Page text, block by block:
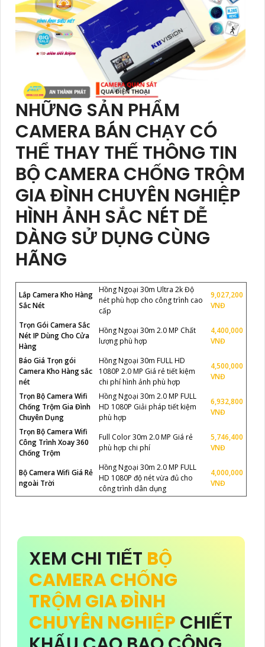
NHỮNG SẢN PHẨM
CAMERA BÁN CHẠY CÓ
THỂ THAY THẾ THÔNG TIN
BỘ CAMERA CHỐNG TRỘM
GIA ĐÌNH CHUYÊN NGHIỆP
HÌNH ẢNH SẮC NÉT DỄ
DÀNG SỬ DỤNG CÙNG
HÃNG
Lắp Camera Kho Hàng
Sắc Nét
Hồng Ngoại 30m Ultra 2k Độ
nét phù hợp cho công trình cao
cấp
9,027,200
VNĐ
Trọn Gói Camera Sắc
Nét IP Dùng Cho Cửa
Hàng
Hồng Ngoại 30m 2.0 MP Chất
lượng phù hợp
4,400,000
VNĐ
Báo Giá Trọn gói
Camera Kho Hàng sắc
nét
Hồng Ngoại 30m FULL HD
1080P 2.0 MP Giá rẻ tiết kiệm
chi phí hình ảnh phù hợp
4,500,000
VNĐ
Trọn Bộ Camera Wifi
Chống Trộm Gia Đình
Chuyên Dụng
Hồng Ngoại 30m 2.0 MP FULL
HD 1080P Giải pháp tiết kiệm
phù hợp
6,932,800
VNĐ
Trọn Bộ Camera Wifi
Công Trình Xoay 360
Chống Trộm
Full Color 30m 2.0 MP Giá rẻ
phù hợp chi phí
5,746,400
VNĐ
Bộ Camera Wifi Giá Rẻ
ngoài Trời
Hồng Ngoại 30m 2.0 MP FULL
HD 1080P độ nét vừa đủ cho
công trình dân dụng
4,000,000
VNĐ
XEM CHI TIẾT BỘ
CAMERA CHỐNG
TRỘM GIA ĐÌNH
CHUYÊN NGHIỆP CHIẾT